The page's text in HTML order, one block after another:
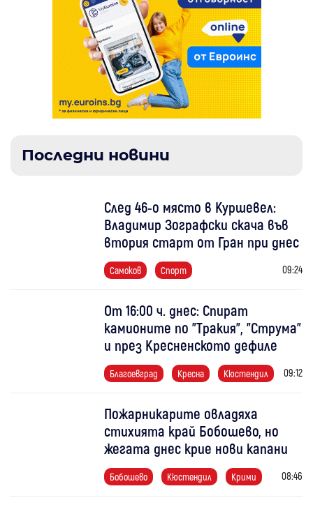
Последни новини
След 46-о място в Куршевел:
Владимир Зографски скача във
втория старт от Гран при днес
Самоков Спорт 09:24
От 16:00 ч. днес: Спират
камионите по "Тракия", "Струма"
и през Кресненското дефиле
Благоевград Кресна Кюстендил 09:12
Пожарникарите овладяха
стихията край Бобошево, но
жегата днес крие нови капани
Бобошево Кюстендил Крими 08:46